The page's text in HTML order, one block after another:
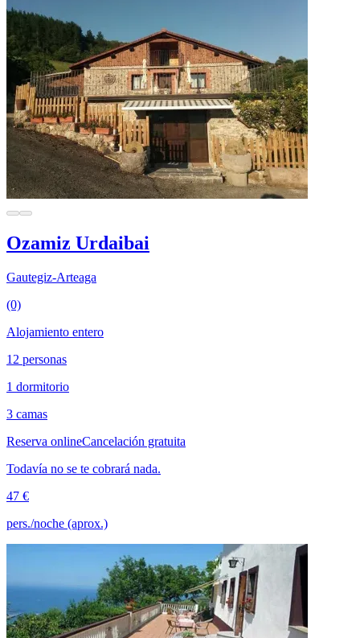
Ozamiz Urdaibai
Gautegiz-Arteaga
(0)
Alojamiento entero
12 personas
1 dormitorio
3 camas
Reserva onlineCancelación gratuita
Todavía no se te cobrará nada.
47 €
pers./noche (aprox.)